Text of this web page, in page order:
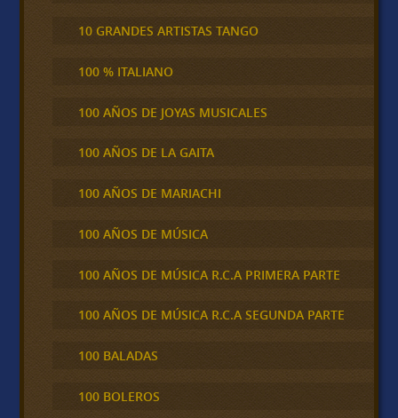
10 GRANDES ARTISTAS TANGO
100 % ITALIANO
100 AÑOS DE JOYAS MUSICALES
100 AÑOS DE LA GAITA
100 AÑOS DE MARIACHI
100 AÑOS DE MÚSICA
100 AÑOS DE MÚSICA R.C.A PRIMERA PARTE
100 AÑOS DE MÚSICA R.C.A SEGUNDA PARTE
100 BALADAS
100 BOLEROS